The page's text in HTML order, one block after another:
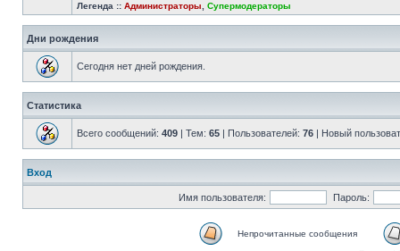
Легенда :: Администраторы Супермодераторы
Дни рождения
Сегодня нет дней рождения.
Статистика
Всего сообщений: 409 | Тем: 65 | Пользователей: 76 | Новый
Вход
Имя пользователя: Пароль:
Непрочитанные сообщения